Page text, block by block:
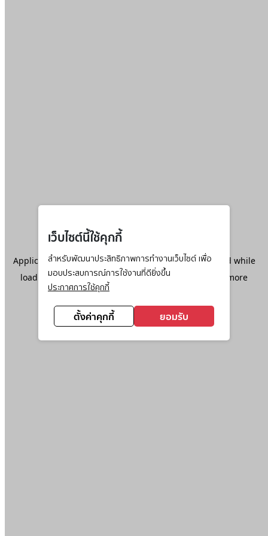
เว็บไซต์นี้ใช้คุกกี้
สำหรับพัฒนาประสิทธิภาพการทำงานเว็บไซต์ เพื่อ
มอบประสบการณ์การใช้งานที่ดียิ่งขึ้น
ประกาศการใช้คุกกี้
ตั้งค่าคุกกี้ ยอมรับ
Application error: aclient-side exception has occurred while
loadingwww.ktc.co.th(see the browser console
for more
information).